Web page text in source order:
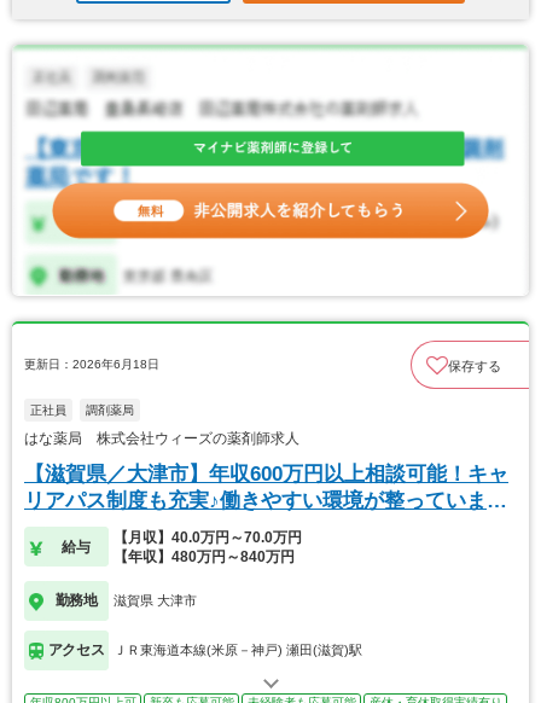
更新日：2026年6月18日 保存する
正社員 調剤薬局
はな薬局 株式会社ウィーズの薬剤師求人
【滋賀県／大津市】年収600万円以上相談可能！キャ
リアパス制度も充実♪働きやすい環境が整っています
◎
給与
【月収】40.0万円～70.0万円
【年収】480万円～840万円
勤務地 滋賀県 大津市
アクセス ＪＲ東海道本線(米原－神戸) 瀬田(滋賀)駅